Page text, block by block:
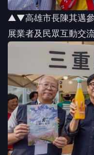
▲▼高雄市長陳其邁
展業者及民眾互動交